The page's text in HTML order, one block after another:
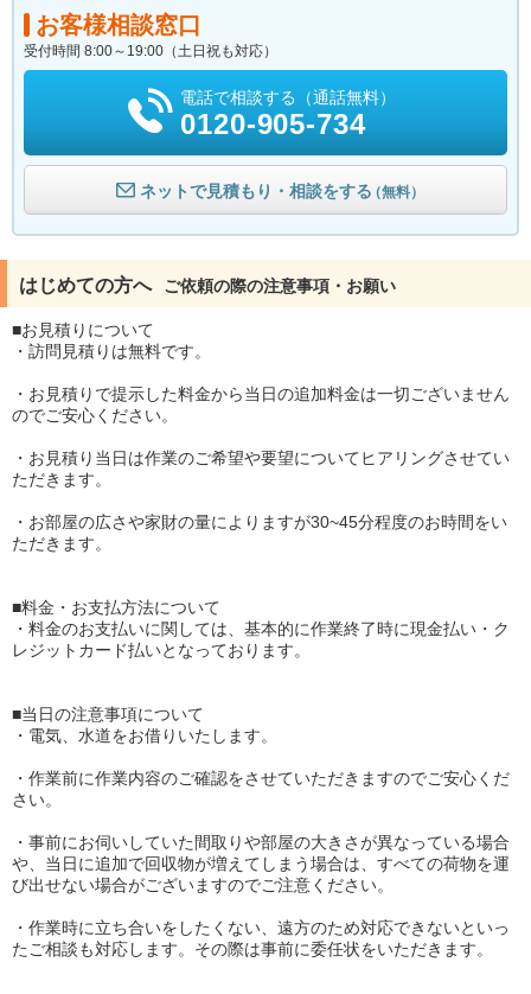
お客様相談窓口
受付時間 8:00～19:00（土日祝も対応）
電話で相談する（通話無料）
0120-905-734
ネットで見積もり・相談をする（無料）
はじめての方へ ご依頼の際の注意事項・お願い
■お見積りについて
・訪問見積りは無料です。
・お見積りで提示した料金から当日の追加料金は一切ございません
のでご安心ください。
・お見積り当日は作業のご希望や要望についてヒアリングさせてい
ただきます。
・お部屋の広さや家財の量によりますが30~45分程度のお時間をい
ただきます。
■料金・お支払方法について
・料金のお支払いに関しては、基本的に作業終了時に現金払い・ク
レジットカード払いとなっております。
■当日の注意事項について
・電気、水道をお借りいたします。
・作業前に作業内容のご確認をさせていただきますのでご安心くだ
さい。
・事前にお伺いしていた間取りや部屋の大きさが異なっている場合
や、当日に追加で回収物が増えてしまう場合は、すべての荷物を運
び出せない場合がございますのでご注意ください。
・作業時に立ち合いをしたくない、遠方のため対応できないといっ
たご相談も対応します。その際は事前に委任状をいただきます。